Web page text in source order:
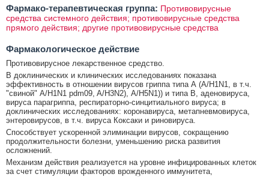
Фармако-терапевтическая группа: Противовирусные
средства системного действия; противовирусные средства
прямого действия; другие противовирусные средства
Фармакологическое действие
Противовирусное лекарственное средство.
В доклинических и клинических исследованиях показана
эффективность в отношении вирусов гриппа типа А (А/Н1N1, в т.ч.
"свиной" A/H1N1 pdm09, A/H3N2), A/H5N1)) и типа В, аденовируса,
вируса парагриппа, респираторно-синцитиального вируса; в
доклинических исследованиях: коронавируса, метапневмовируса,
энтеровирусов, в т.ч. вируса Коксаки и риновируса.
Способствует ускоренной элиминации вирусов, сокращению
продолжительности болезни, уменьшению риска развития
осложнений.
Механизм действия реализуется на уровне инфицированных клеток
за счет стимуляции факторов врожденного иммунитета,